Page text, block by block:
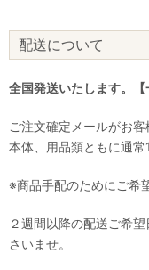
配送について
全国発送いたします。【
ご注文確定メールがお
本体、用品類ともに通常
※商品手配のためにご希
２週間以降の配送ご希
さいませ。